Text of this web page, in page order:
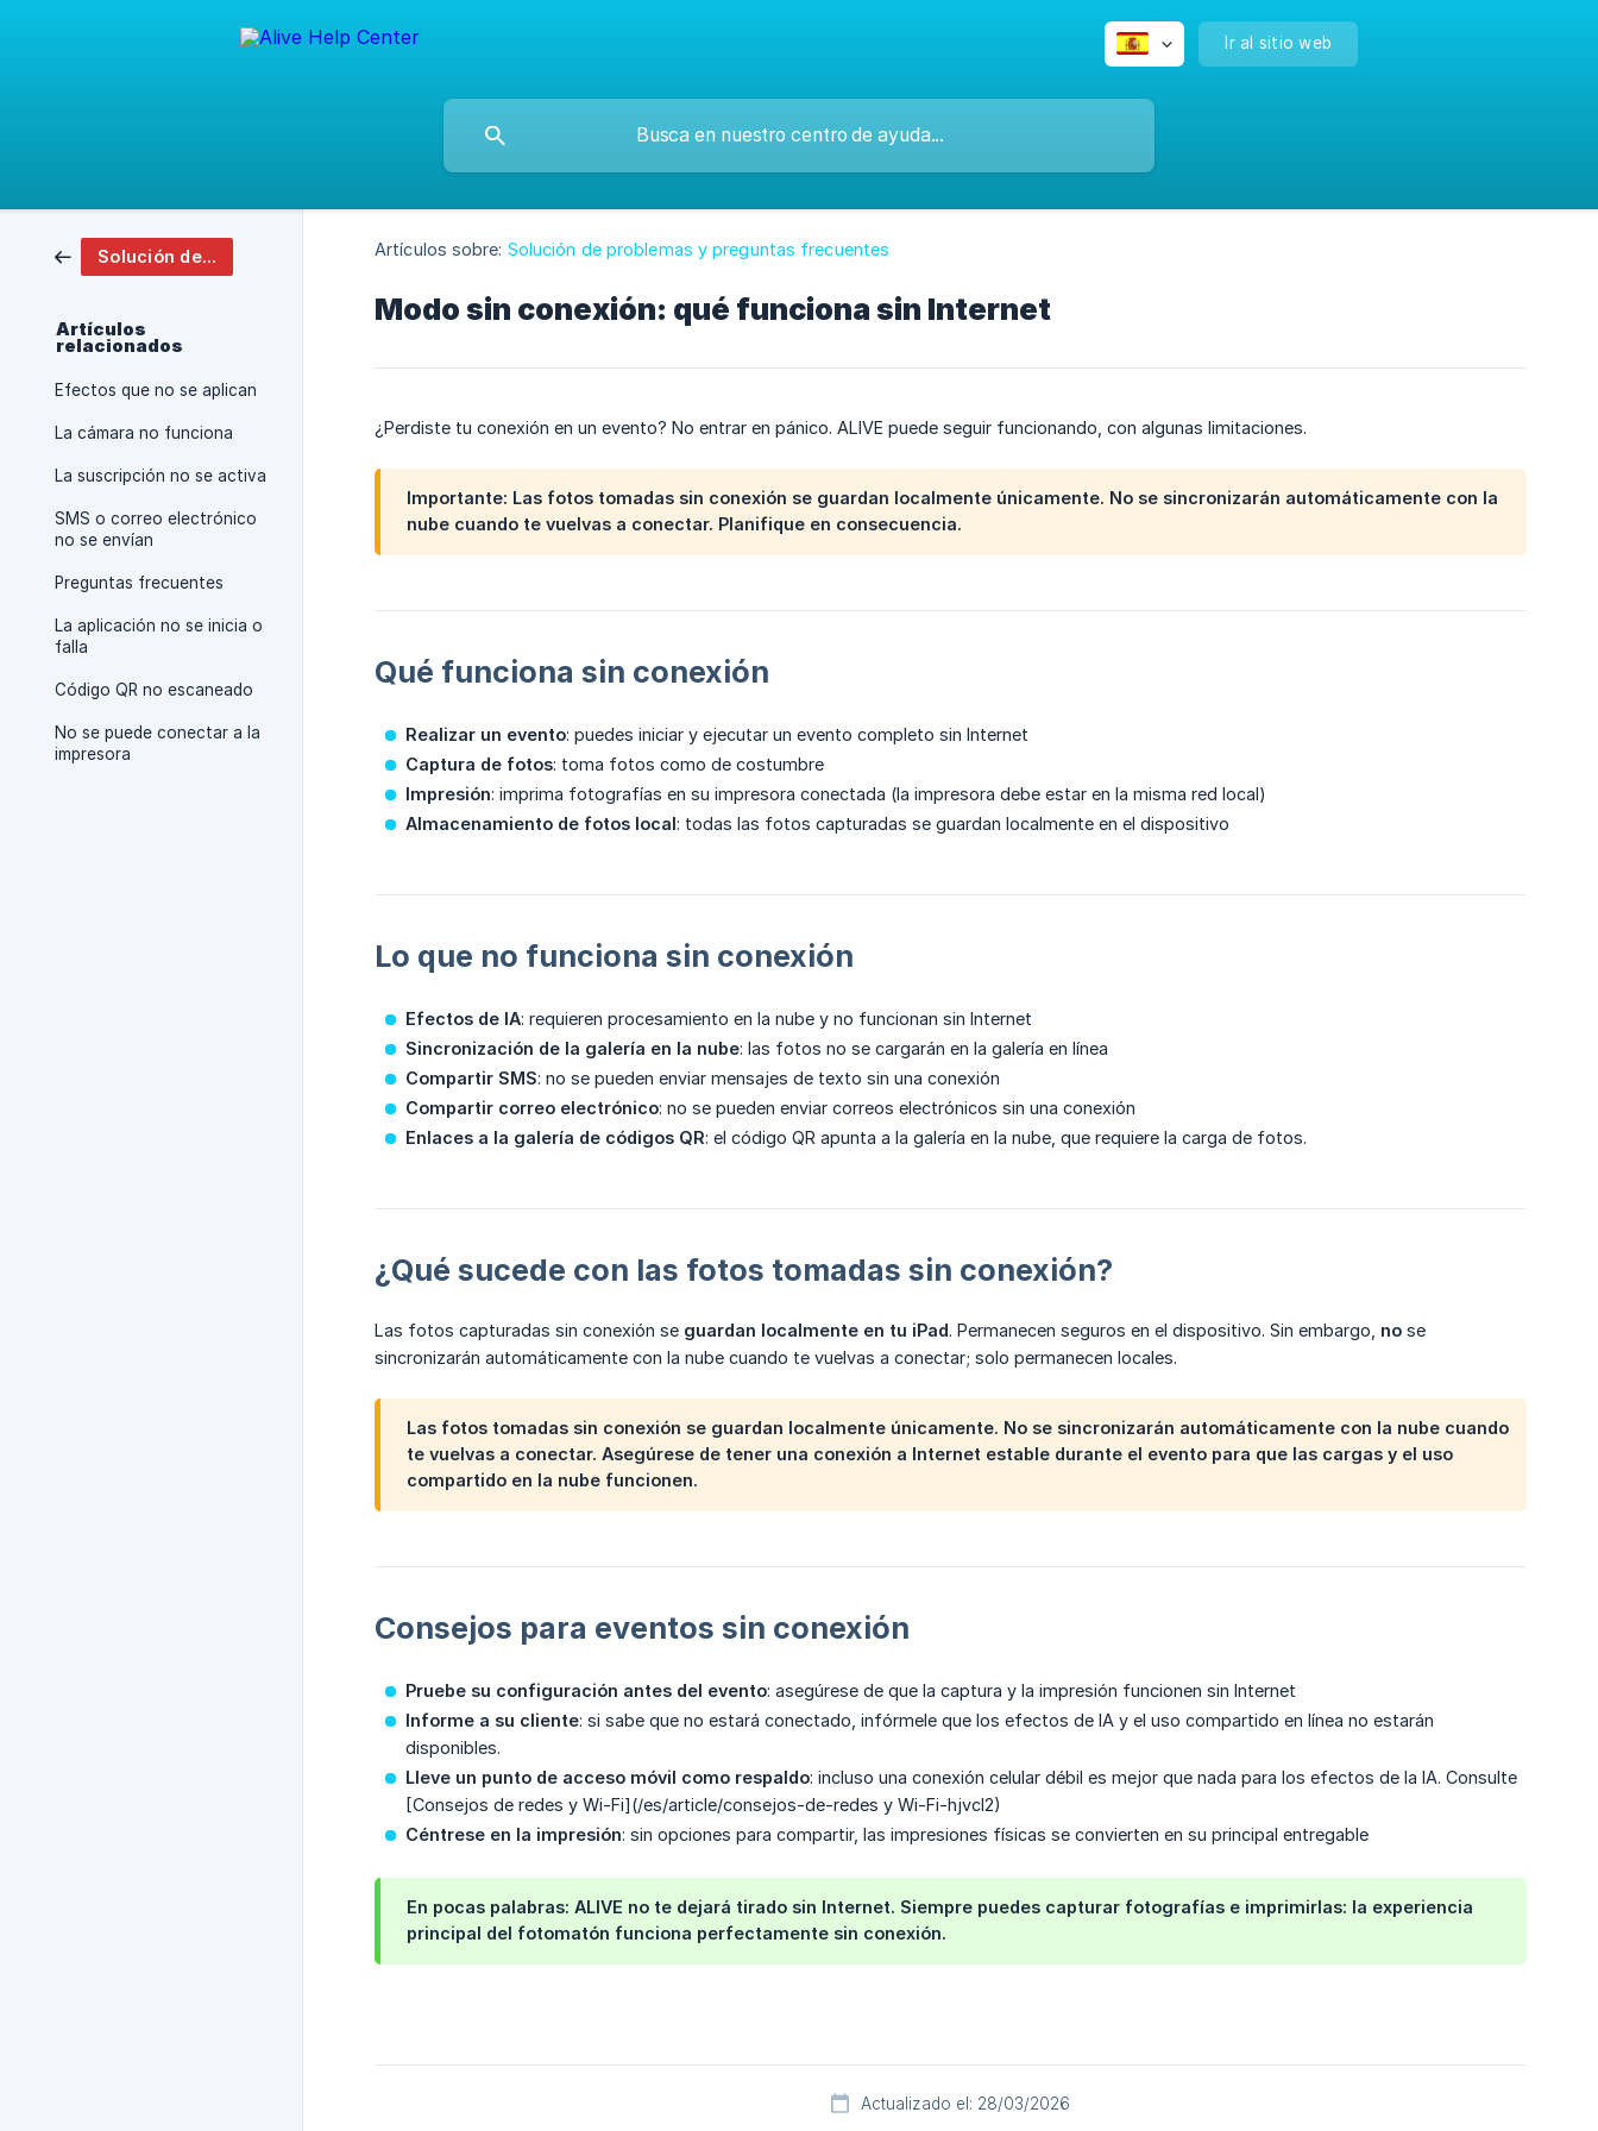
Ir al sitio web
Solución de problemas y preguntas frecuentes
Artículos
relacionados
Efectos que no se aplican
La cámara no funciona
La suscripción no se activa
SMS o correo electrónico
no se envían
Preguntas frecuentes
La aplicación no se inicia o
falla
Código QR no escaneado
No se puede conectar a la
impresora
Artículos sobre: Solución de problemas y preguntas frecuentes
Modo sin conexión: qué funciona sin Internet
¿Perdiste tu conexión en un evento? No entrar en pánico. ALIVE puede seguir funcionando, con algunas limitaciones.
Importante: Las fotos tomadas sin conexión se guardan localmente únicamente. No se sincronizarán automáticamente con la
nube cuando te vuelvas a conectar. Planifique en consecuencia.
Qué funciona sin conexión
Realizar un evento: puedes iniciar y ejecutar un evento completo sin Internet
Captura de fotos: toma fotos como de costumbre
Impresión: imprima fotografías en su impresora conectada (la impresora debe estar en la misma red local)
Almacenamiento de fotos local: todas las fotos capturadas se guardan localmente en el dispositivo
Lo que no funciona sin conexión
Efectos de IA: requieren procesamiento en la nube y no funcionan sin Internet
Sincronización de la galería en la nube: las fotos no se cargarán en la galería en línea
Compartir SMS: no se pueden enviar mensajes de texto sin una conexión
Compartir correo electrónico: no se pueden enviar correos electrónicos sin una conexión
Enlaces a la galería de códigos QR: el código QR apunta a la galería en la nube, que requiere la carga de fotos.
¿Qué sucede con las fotos tomadas sin conexión?
Las fotos capturadas sin conexión se guardan localmente en tu iPad. Permanecen seguros en el dispositivo. Sin embargo, no se
sincronizarán automáticamente con la nube cuando te vuelvas a conectar; solo permanecen locales.
Las fotos tomadas sin conexión se guardan localmente únicamente. No se sincronizarán automáticamente con la nube cuando
te vuelvas a conectar. Asegúrese de tener una conexión a Internet estable durante el evento para que las cargas y el uso
compartido en la nube funcionen.
Consejos para eventos sin conexión
Pruebe su configuración antes del evento: asegúrese de que la captura y la impresión funcionen sin Internet
Informe a su cliente: si sabe que no estará conectado, infórmele que los efectos de IA y el uso compartido en línea no estarán
disponibles.
Lleve un punto de acceso móvil como respaldo: incluso una conexión celular débil es mejor que nada para los efectos de la IA. Consulte
[Consejos de redes y Wi-Fi](/es/article/consejos-de-redes y Wi-Fi-hjvcl2)
Céntrese en la impresión: sin opciones para compartir, las impresiones físicas se convierten en su principal entregable
En pocas palabras: ALIVE no te dejará tirado sin Internet. Siempre puedes capturar fotografías e imprimirlas: la experiencia
principal del fotomatón funciona perfectamente sin conexión.
Actualizado el: 28/03/2026